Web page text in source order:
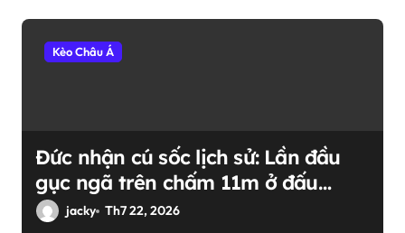
Kèo Châu Á
Đức nhận cú sốc lịch sử: Lần đầu
gục ngã trên chấm 11m ở đấu
trường World Cup
jacky Th7 22, 2026